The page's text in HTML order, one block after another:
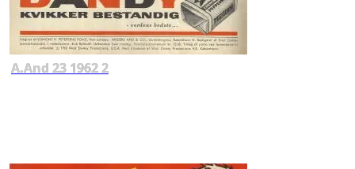
A.And 23 1962 2